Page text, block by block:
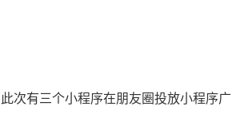
次有三个小程序在朋友圈投放小程序广